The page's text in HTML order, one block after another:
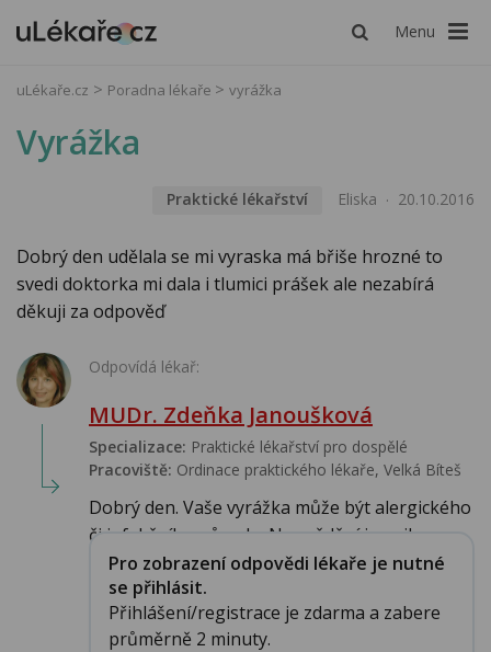
Menu
uLékaře.cz Poradna lékaře vyrážka
Vyrážka
Praktické lékařství Eliska 20.10.2016
Dobrý den udělala se mi vyraska má břiše hrozné to
svedi doktorka mi dala i tlumici prášek ale nezabírá
děkuji za odpověď
Odpovídá lékař:
MUDr. Zdeňka Janoušková
Specializace: Praktické lékařství pro dospělé
Pracoviště: Ordinace praktického lékaře, Velká Bíteš
Dobrý den. Vaše vyrážka může být alergického
či infekčního původu. Na svědění je nejl...
Pro zobrazení odpovědi lékaře je nutné
se přihlásit.
Přihlášení/registrace je zdarma a zabere
průměrně 2 minuty.